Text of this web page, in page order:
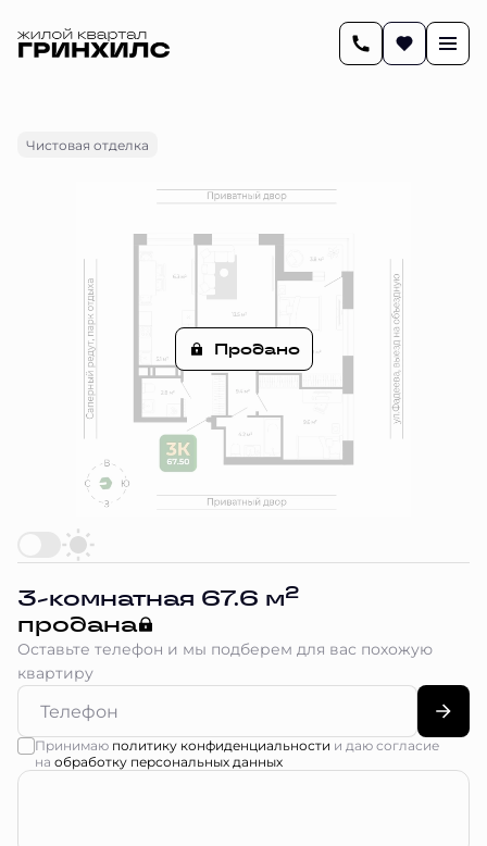
Чистовая отделка
Продано
3-комнатная 67.6 м2
продана
Оставьте телефон и мы подберем для вас похожую
квартиру
Принимаю политику конфиденциальности и даю согласие
на обработку персональных данных